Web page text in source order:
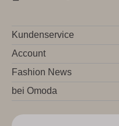
Kundenservice
Account
Fashion News
bei Omoda